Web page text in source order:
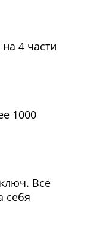
4 части
1000
Все
себя